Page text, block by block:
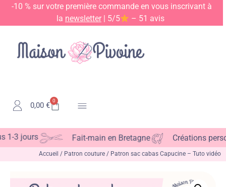
-10 % sur votre première commande en vous inscrivant à
la newsletter | 5/5 – 51 avis
0,00 €
0
jours Fait-main en Bretagne Créations
Accueil / Patron couture / Patron sac cabas Capucine – Tuto vidéo